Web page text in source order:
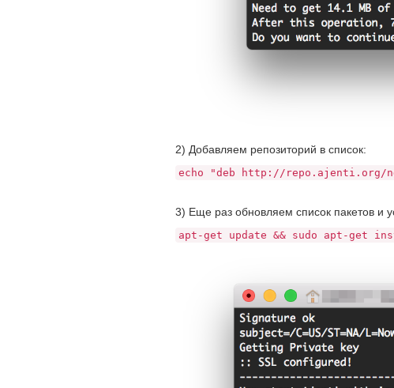
2) Добавляем репозиторий в список:
echo "deb http://repo.ajenti.org/
3) Еще раз обновляем список пакетов и
apt-get update && sudo apt-get